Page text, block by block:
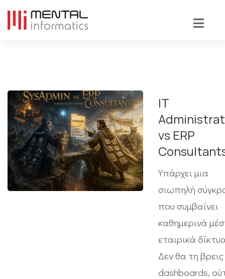
IT
vs ERP
Υπάρχει μια
σιωπηλή
που συμβαίνει
καθημερινά
εταιρικά
Δεν θα τη
dashboards,